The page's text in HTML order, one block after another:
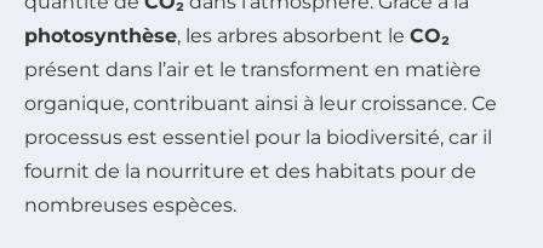
photosynthèse, les arbres absorbent le CO₂
présent dans l’air et le transforment en matière
organique, contribuant ainsi à leur croissance. Ce
processus est essentiel pour la biodiversité, car il
fournit de la nourriture et des habitats pour de
nombreuses espèces.